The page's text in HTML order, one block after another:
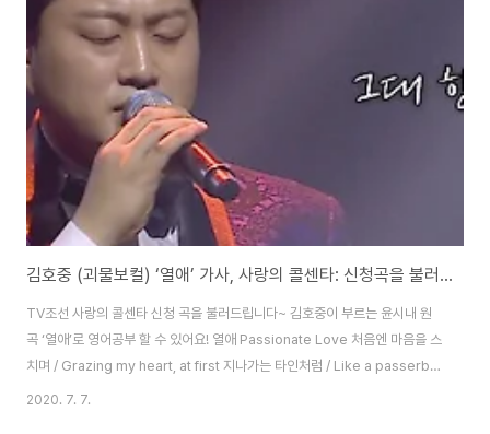
resent 가는 세월에 / As the time goes 저가는 청춘에 / As the youth
passes 너나 나나 / Either you or me ..
김호중 (괴물보컬) ‘열애’ 가사, 사랑의 콜센타: 신청곡을 불러드립니다~ [트로트 영어로]
TV조선 사랑의 콜센타 신청 곡을 불러드립니다~ 김호중이 부르는 윤시내 원
곡 ‘열애’로 영어공부 할 수 있어요! 열애 Passionate Love 처음엔 마음을 스
치며 / Grazing my heart, at first 지나가는 타인처럼 / Like a passerby
흩어지는 바람인 줄 알았는데 / I thought it was the flowing wind 앉으나
2020. 7. 7.